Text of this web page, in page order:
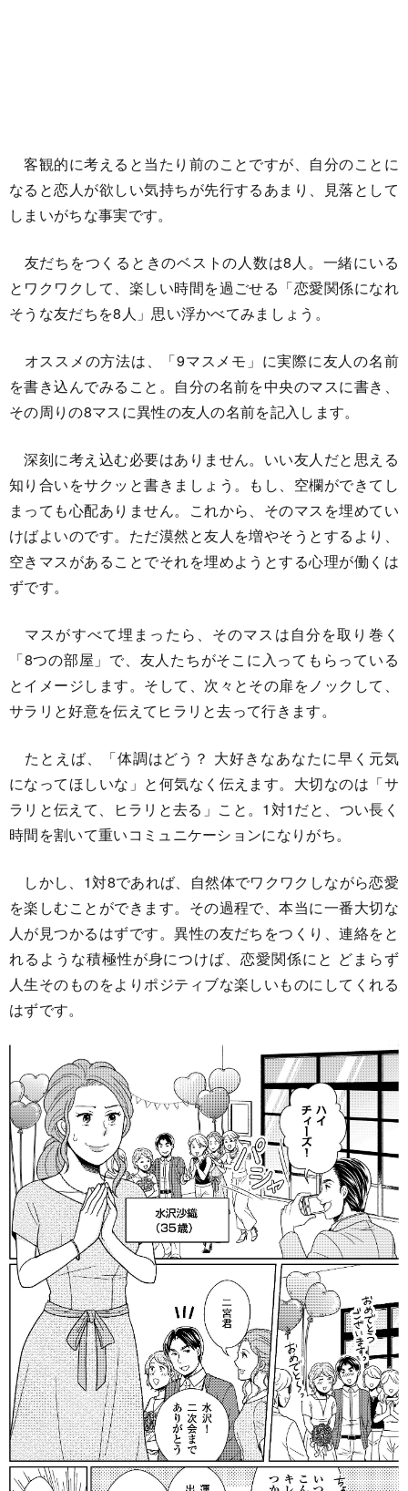
客観的に考えると当たり前のことですが、自分のことに
なると恋人が欲しい気持ちが先行するあまり、見落として
しまいがちな事実です。
友だちをつくるときのベストの人数は8人。一緒にいる
とワクワクして、楽しい時間を過ごせる「恋愛関係になれ
そうな友だちを8人」思い浮かべてみましょう。
オススメの方法は、「9マスメモ」に実際に友人の名前
を書き込んでみること。自分の名前を中央のマスに書き、
その周りの8マスに異性の友人の名前を記入します。
深刻に考え込む必要はありません。いい友人だと思える
知り合いをサクッと書きましょう。もし、空欄ができてし
まっても心配ありません。これから、そのマスを埋めてい
けばよいのです。ただ漠然と友人を増やそうとするより、
空きマスがあることでそれを埋めようとする心理が働くは
ずです。
マスがすべて埋まったら、そのマスは自分を取り巻く
「8つの部屋」で、友人たちがそこに入ってもらっている
とイメージします。そして、次々とその扉をノックして、
サラリと好意を伝えてヒラリと去って行きます。
たとえば、「体調はどう？ 大好きなあなたに早く元気
になってほしいな」と何気なく伝えます。大切なのは「サ
ラリと伝えて、ヒラリと去る」こと。1対1だと、つい長く
時間を割いて重いコミュニケーションになりがち。
しかし、1対8であれば、自然体でワクワクしながら恋愛
を楽しむことができます。その過程で、本当に一番大切な
人が見つかるはずです。異性の友だちをつくり、連絡をと
れるような積極性が身につけば、恋愛関係にと どまらず
人生そのものをよりポジティブな楽しいものにしてくれる
はずです。